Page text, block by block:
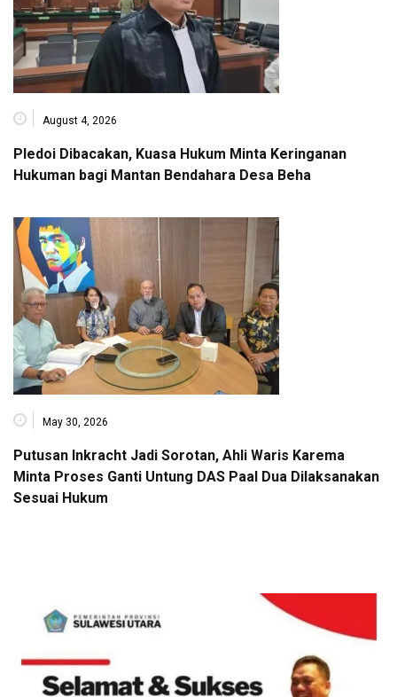
August 4, 2026
Pledoi Dibacakan, Kuasa Hukum Minta Keringanan
Hukuman bagi Mantan Bendahara Desa Beha
May 30, 2026
Putusan Inkracht Jadi Sorotan, Ahli Waris Karema
Minta Proses Ganti Untung DAS Paal Dua Dilaksanakan
Sesuai Hukum